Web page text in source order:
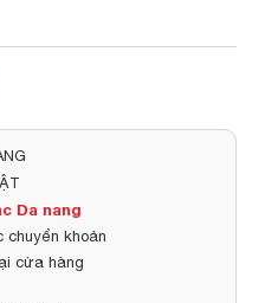
Da nang
chuyển khoản
cửa hàng